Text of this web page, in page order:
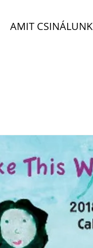
AMIT CSINÁLUNK